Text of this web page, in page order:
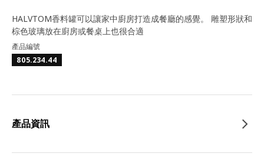
HALVTOM香料罐可以讓家中廚房打造成餐廳的感覺。 雕塑形狀和
棕色玻璃放在廚房或餐桌上也很合適
產品編號
805.234.44
產品資訊